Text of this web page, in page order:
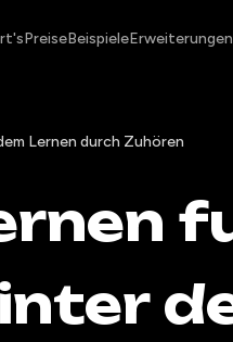
PreiseBeispieleErweiterungen
Lernen durch Zuhören